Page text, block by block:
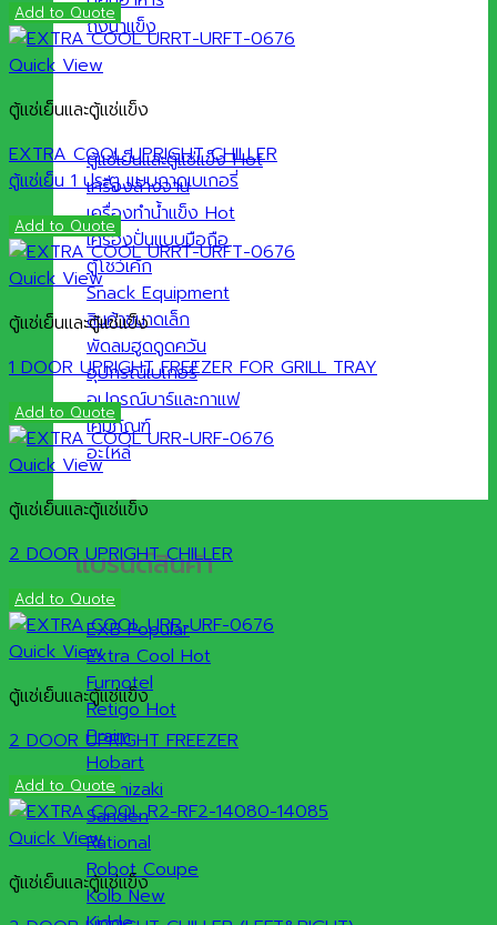
ถังน้ำแข็ง
ตู้แช่เย็นและตู้แช่แข็ง
เครื่องล้างจาน
เครื่องทำน้ำแข็ง
เครื่องปั่นแบบมือถือ
ตู้โชว์เค้ก
Snack Equipment
สินค้าขนาดเล็ก
พัดลมฮูดดูดควัน
อุปกรณ์เบเกอรี่
อุปกรณ์บาร์และกาแฟ
เคมีภัณฑ์
อะไหล่
แบรนด์สินค้า
EXB
Extra Cool
Furnotel
Retigo
Praim
Hobart
Hoshizaki
Sanden
Rational
Robot Coupe
Kolb
Add to Quote
Quick View
ตู้แช่เย็นและตู้แช่แข็ง
EXTRA COOL UPRIGHT CHILLER
ตู้แช่เย็น 1 ประตู แบบถาดเบเกอรี่
Add to Quote
Quick View
ตู้แช่เย็นและตู้แช่แข็ง
1 DOOR UPRIGHT FREEZER FOR GRILL TRAY
Add to Quote
Quick View
ตู้แช่เย็นและตู้แช่แข็ง
2 DOOR UPRIGHT CHILLER
Add to Quote
Quick View
ตู้แช่เย็นและตู้แช่แข็ง
2 DOOR UPRIGHT FREEZER
Add to Quote
Quick View
ตู้แช่เย็นและตู้แช่แข็ง